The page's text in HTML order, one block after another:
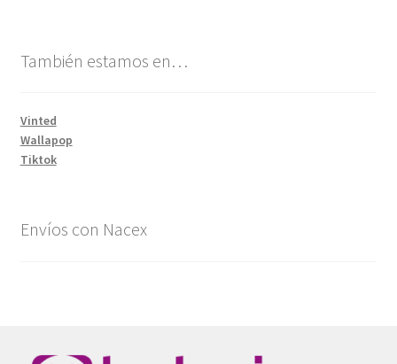
También estamos en…
Vinted
Wallapop
Tiktok
Envíos con Nacex